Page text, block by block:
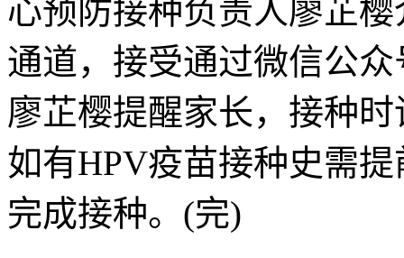
心预防接种负责人廖芷
通道，接受通过微信公
廖芷樱提醒家长，接种
如有HPV疫苗接种史需
完成接种。(完)